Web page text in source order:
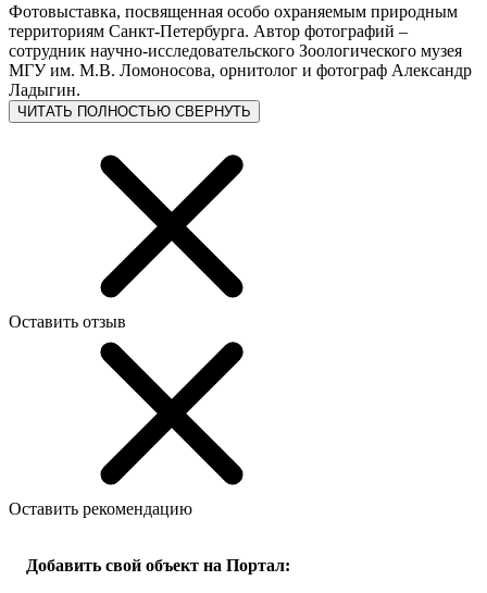
Фотовыставка, посвященная особо охраняемым природным
территориям Санкт-Петербурга. Автор фотографий –
сотрудник научно-исследовательского Зоологического музея
МГУ им. М.В. Ломоносова, орнитолог и фотограф Александр
Ладыгин.
ЧИТАТЬ ПОЛНОСТЬЮ СВЕРНУТЬ
Оставить отзыв
Оставить рекомендацию
Добавить свой объект на Портал: